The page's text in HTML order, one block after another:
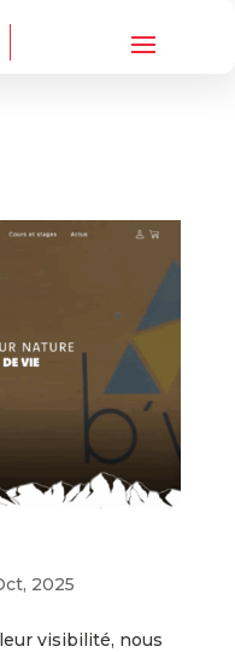
2025
visibilité, nous